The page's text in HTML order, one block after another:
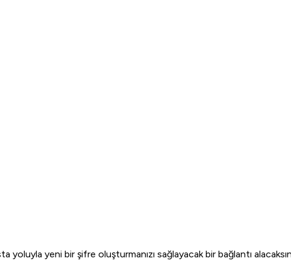
yoluyla yeni bir şifre oluşturmanızı sağlayacak bir bağlantı